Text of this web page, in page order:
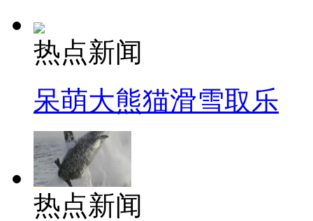
热点新闻
呆萌大熊猫滑雪取乐
热点新闻